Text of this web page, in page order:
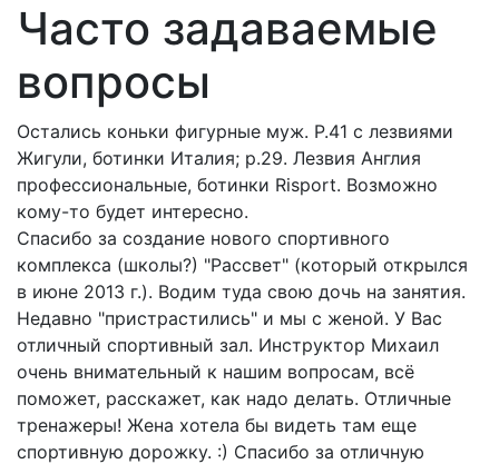
Часто задаваемые
вопросы
Остались коньки фигурные муж. Р.41 с лезвиями
Жигули, ботинки Италия; р.29. Лезвия Англия
профессиональные, ботинки Risport. Возможно
кому-то будет интересно.
Спасибо за создание нового спортивного
комплекса (школы?) "Рассвет" (который открылся
в июне 2013 г.). Водим туда свою дочь на занятия.
Недавно "пристрастились" и мы с женой. У Вас
отличный спортивный зал. Инструктор Михаил
очень внимательный к нашим вопросам, всё
поможет, расскажет, как надо делать. Отличные
тренажеры! Жена хотела бы видеть там еще
спортивную дорожку. :) Спасибо за отличную